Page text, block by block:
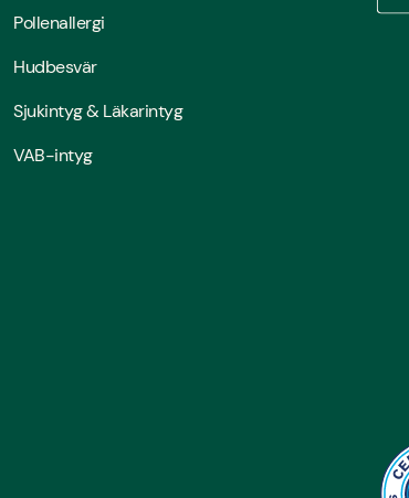
Pollenallergi
Hudbesvär
Sjukintyg & Läkarintyg
VAB-intyg